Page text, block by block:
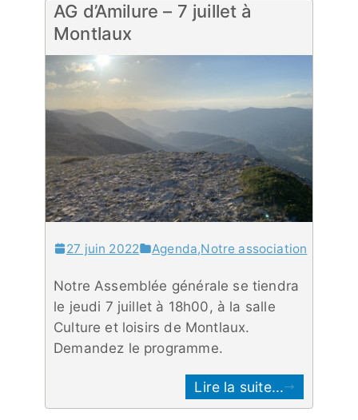
AG d’Amilure – 7 juillet à
Montlaux
27 juin 2022 Agenda,Notre association
Notre Assemblée générale se tiendra
le jeudi 7 juillet à 18h00, à la salle
Culture et loisirs de Montlaux.
Demandez le programme.
Lire la suite...